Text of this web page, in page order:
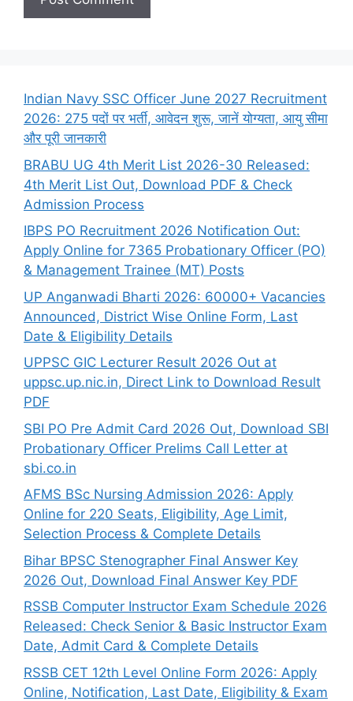
Indian Navy SSC Officer June 2027 Recruitment
2026: 275 पदों पर भर्ती, आवेदन शुरू, जानें योग्यता, आयु सीमा
और पूरी जानकारी
BRABU UG 4th Merit List 2026-30 Released:
4th Merit List Out, Download PDF & Check
Admission Process
IBPS PO Recruitment 2026 Notification Out:
Apply Online for 7365 Probationary Officer (PO)
& Management Trainee (MT) Posts
UP Anganwadi Bharti 2026: 60000+ Vacancies
Announced, District Wise Online Form, Last
Date & Eligibility Details
UPPSC GIC Lecturer Result 2026 Out at
uppsc.up.nic.in, Direct Link to Download Result
PDF
SBI PO Pre Admit Card 2026 Out, Download SBI
Probationary Officer Prelims Call Letter at
sbi.co.in
AFMS BSc Nursing Admission 2026: Apply
Online for 220 Seats, Eligibility, Age Limit,
Selection Process & Complete Details
Bihar BPSC Stenographer Final Answer Key
2026 Out, Download Final Answer Key PDF
RSSB Computer Instructor Exam Schedule 2026
Released: Check Senior & Basic Instructor Exam
Date, Admit Card & Complete Details
RSSB CET 12th Level Online Form 2026: Apply
Online, Notification, Last Date, Eligibility & Exam